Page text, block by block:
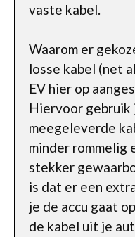
vaste kabel.
Waarom er
losse kabel (net
EV hier op
Hiervoor gebruik
meegeleverde
minder rommelig
stekker
is dat er een
je de accu gaat
de kabel uit je